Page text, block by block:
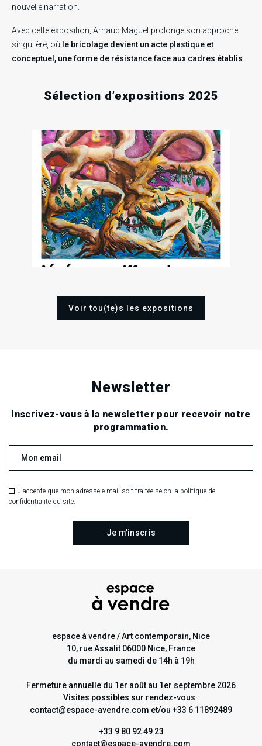
nouvelle narration.
Avec cette exposition, Arnaud Maguet prolonge son approche
singulière, où le bricolage devient un acte plastique et
conceptuel, une forme de résistance face aux cadres établis
Sélection d’expositions 2025
28
Ven
Nov
2025
Voir tou(te)s les expositions
Newsletter
Inscrivez-vous à la newsletter pour recevoir notre
programmation.
J'accepte que mon adresse e-mail soit traitée selon la politique de
confidentialité du site.
espace à vendre / Art contemporain, Nice
10, rue Assalit 06000 Nice, France
du mardi au samedi de 14h à 19h
Fermeture annuelle du 1er août au 1er septembre 2026
Visites possibles sur rendez-vous :
contact@espace-avendre.com et/ou +33 6 11892489
+33 9 80 92 49 23
contact@espace-avendre.com